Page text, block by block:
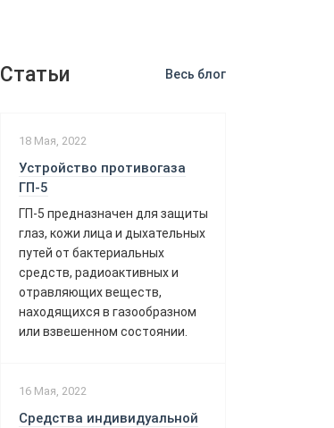
Статьи Весь блог
18 Мая, 2022
Устройство противогаза
ГП-5
ГП-5 предназначен для защиты
глаз, кожи лица и дыхательных
путей от бактериальных
средств, радиоактивных и
отравляющих веществ,
находящихся в газообразном
или взвешенном состоянии.
16 Мая, 2022
Средства индивидуальной